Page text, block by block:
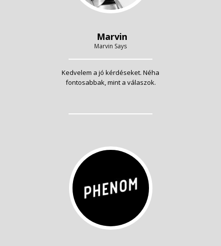
Marvin
Marvin Says
Kedvelem a jó kérdéseket. Néha
fontosabbak, mint a válaszok.